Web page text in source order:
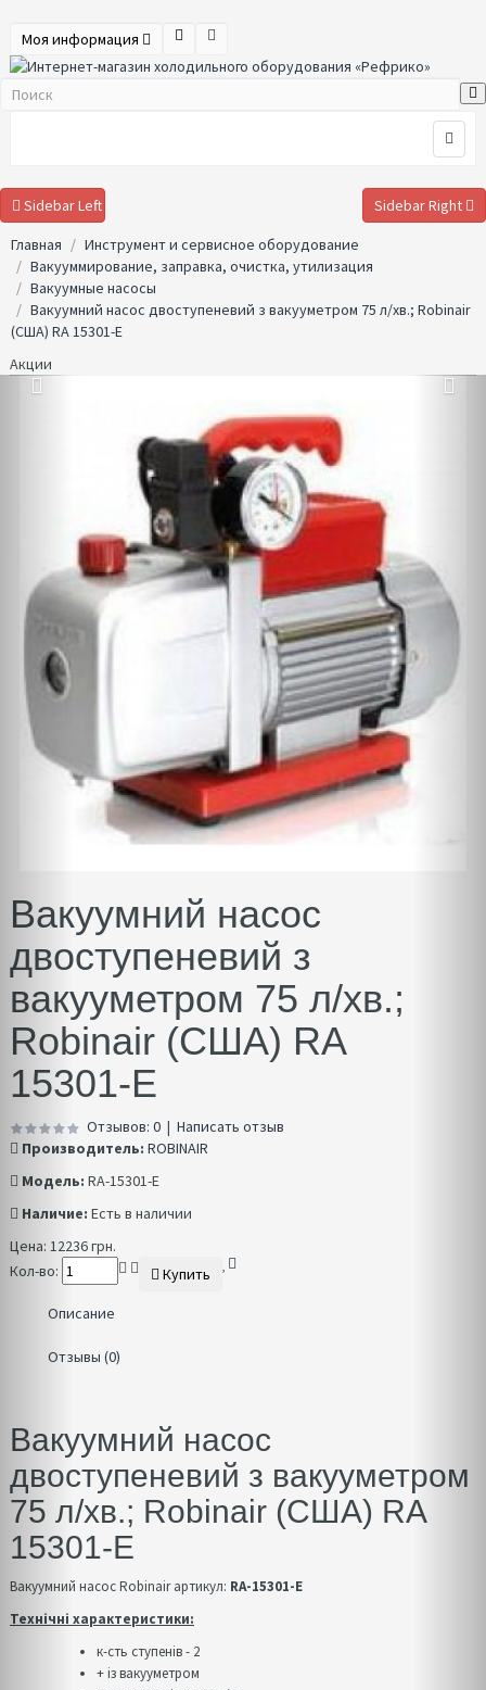
Моя информация
Sidebar Left
Sidebar Right
Главная
Инструмент и сервисное оборудование
Вакууммирование, заправка, очистка, утилизация
Вакуумные насосы
Вакуумний насос двоступеневий з вакууметром 75 л/хв.; Robinair
(США) RA 15301-E
Акции
Вакуумний насос
двоступеневий з
вакууметром 75 л/хв.;
Robinair (США) RA
15301-E
Отзывов: 0 | Написать отзыв
Производитель: ROBINAIR
Модель: RA-15301-E
Наличие: Есть в наличии
Цена: 12236 грн.
Кол-во:
Купить
Описание
Отзывы (0)
Вакуумний насос
двоступеневий з вакууметром
75 л/хв.; Robinair (США) RA
15301-E
Вакуумний насос Robinair артикул: RA-15301-E
Технічні характеристики:
к-сть ступенів - 2
+ із вакууметром